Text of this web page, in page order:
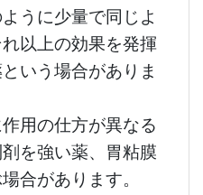
うに少量で同じよ
以上の効果を発揮
いう場合がありま
用の仕方が異なる
を強い薬、胃粘膜
合があります。